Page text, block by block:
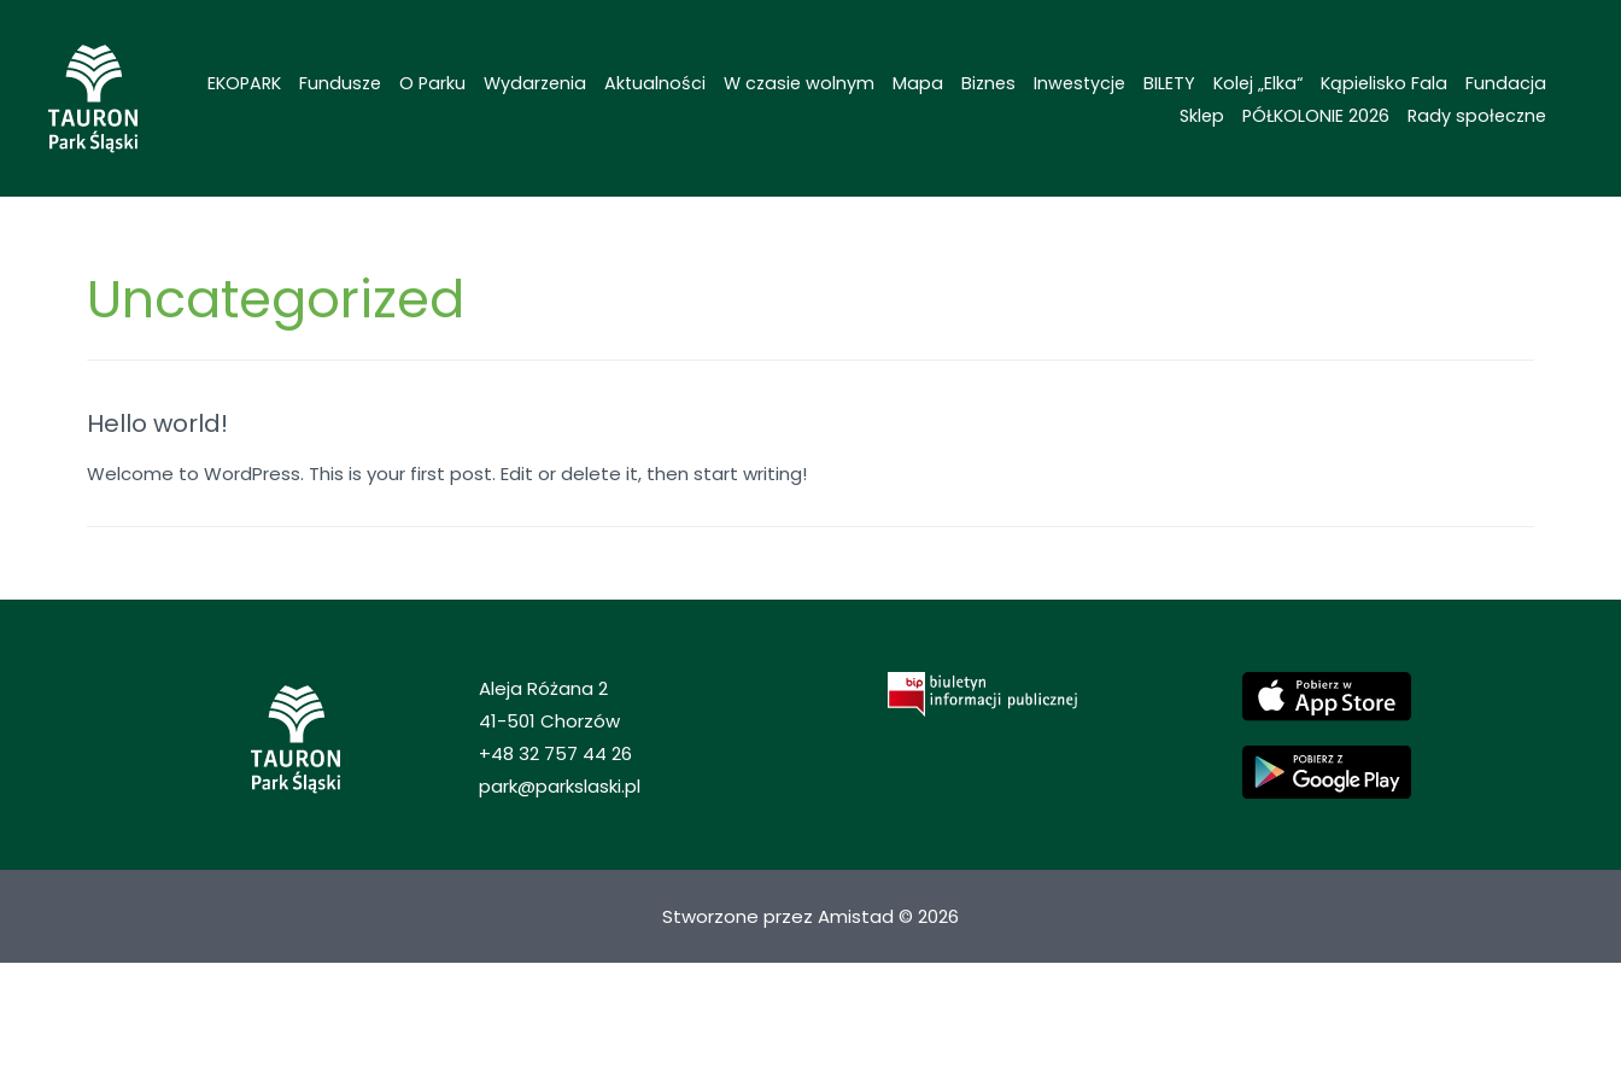
EKOPARK Fundusze O Parku Wydarzenia Aktualności W czasie wolnym Mapa Biznes Inwestycje BILETY Kolej „Elka“ Kąpielisko Fala
Fundacja
Sklep
PÓŁKOLONIE 2026 Rady społeczne
Uncategorized
Hello world!
Welcome to WordPress. This is your first post. Edit or delete it, then start writing!
Aleja Różana 2
41-501 Chorzów
+48 32 757 44 26
park@parkslaski.pl
Stworzone przez Amistad © 2026